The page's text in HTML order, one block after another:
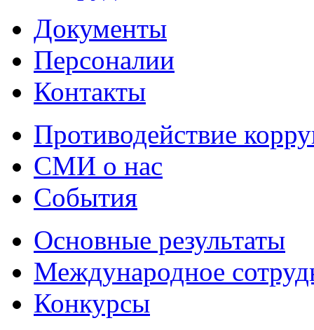
Документы
Персоналии
Контакты
Противодействие
СМИ о нас
События
Основные результаты
Международное
Конкурсы